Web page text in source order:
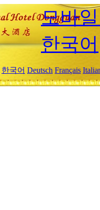
모바
한국어
한국어 Deutsch Français